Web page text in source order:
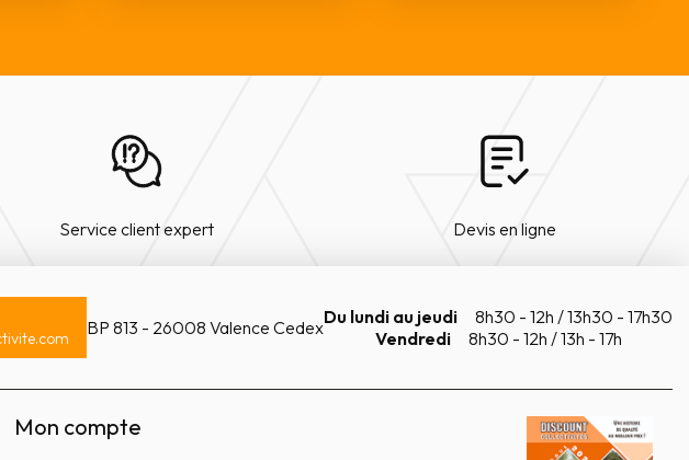
Service client expert Devis en ligne
BP 813 - 26008 Valence CedexDu lundi au jeudi
8h30 - 12h / 13h30 - 17h30
Vendredi
8h30 - 12h / 13h - 17h
Mon compte